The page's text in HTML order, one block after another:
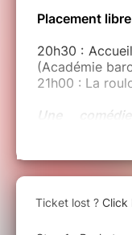
Placement libre
20h30 :
(Académie
21h00 : La
Une
Banchieri
italiennes des
La Roulotte